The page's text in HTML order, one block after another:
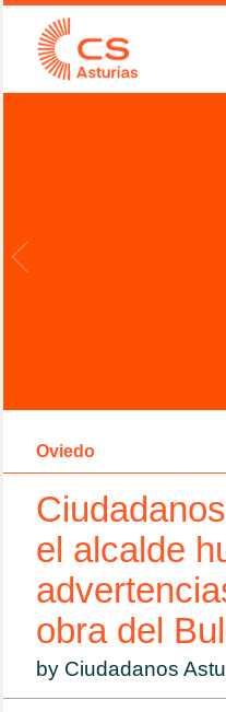
Oviedo
el alcalde
obra del
by Ciudadanos